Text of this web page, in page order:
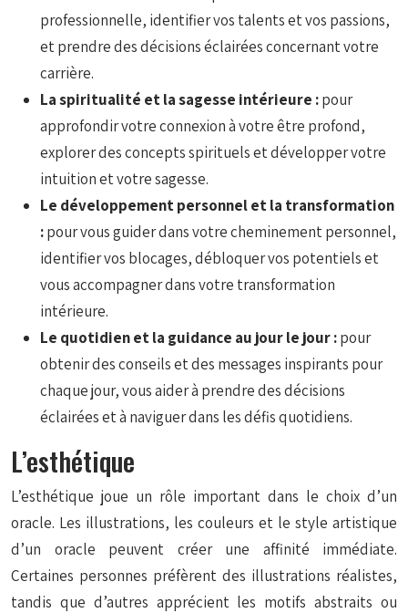
professionnelle, identifier vos talents et vos passions,
et prendre des décisions éclairées concernant votre
carrière.
La spiritualité et la sagesse intérieure :pour
approfondir votre connexion à votre être profond,
explorer des concepts spirituels et développer votre
intuition et votre sagesse.
Le développement personnel et la transformation
:pour vous guider dans votre cheminement personnel,
identifier vos blocages, débloquer vos potentiels et
vous accompagner dans votre transformation
intérieure.
Le quotidien et la guidance au jour le jour :pour
obtenir des conseils et des messages inspirants pour
chaque jour, vous aider à prendre des décisions
éclairées et à naviguer dans les défis quotidiens.
L’esthétique
L’esthétique joue un rôle important dans le choix d’un
oracle. Les illustrations, les couleurs et le style artistique
d’un oracle peuvent créer une affinité immédiate.
Certaines personnes préfèrent des illustrations réalistes,
tandis que d’autres apprécient les motifs abstraits ou